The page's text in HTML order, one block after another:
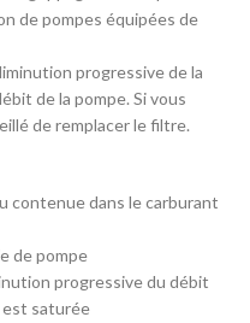
de pompes équipées de
progressive de la
de la pompe. Si vous
de remplacer le filtre.
contenue dans le carburant
de pompe
progressive du débit
est saturée